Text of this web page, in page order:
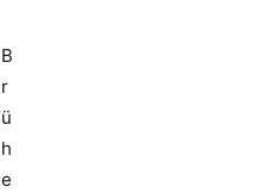
B
r
ü
h
e